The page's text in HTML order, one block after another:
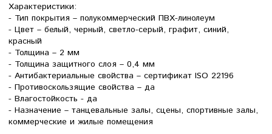
Характеристики:
- Тип покрытия – полукоммерческий ПВХ-линолеум
- Цвет – белый, черный, светло-серый, графит, синий,
красный
- Толщина – 2 мм
- Толщина защитного слоя – 0,4 мм
- Антибактериальные свойства – сертификат ISO 22196
- Противоскользящие свойства – да
- Влагостойкость - да
- Назначение – танцевальные залы, сцены, спортивные залы,
коммерческие и жилые помещения